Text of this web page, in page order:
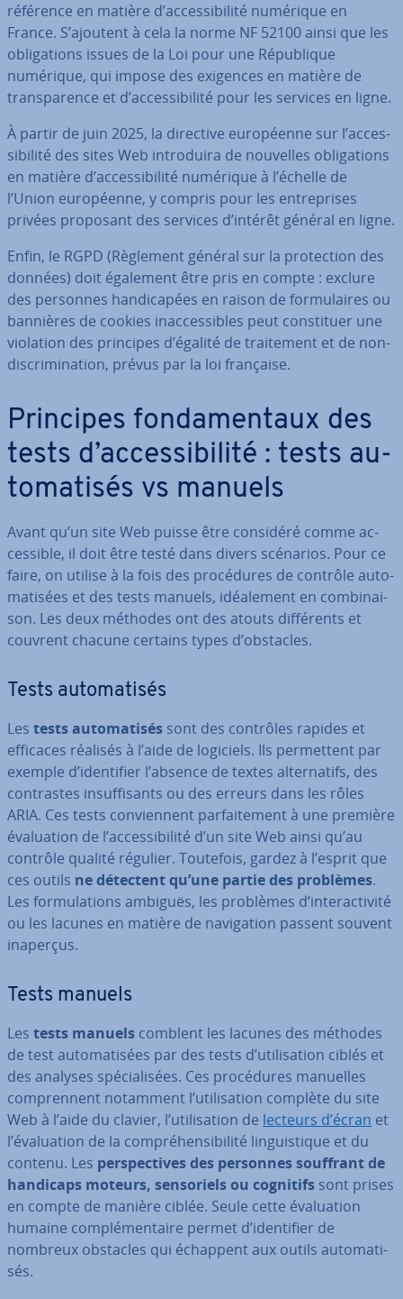
référence en matière d’ac­ces­si­bi­lité numérique en
France. S’ajoutent à cela la norme NF 52100 ainsi que les
obli­ga­tions issues de la Loi pour une Ré­pu­blique
numérique, qui impose des exigences en matière de
trans­pa­rence et d’ac­ces­si­bi­lité pour les services en ligne.
À partir de juin 2025, la directive eu­ro­péenne sur l’ac­ces­
si­bi­lité des sites Web in­tro­duira de nouvelles obli­ga­tions
en matière d’ac­ces­si­bi­lité numérique à l’échelle de
l’Union eu­ro­péenne, y compris pour les en­tre­prises
privées proposant des services d’intérêt général en ligne.
Enfin, le RGPD (Règlement général sur la pro­tec­tion des
données) doit également être pris en compte : exclure
des personnes han­di­ca­pées en raison de for­mu­laires ou
bannières de cookies inac­ces­sibles peut cons­ti­tuer une
violation des principes d’égalité de trai­te­ment et de non-
dis­cri­mi­na­tion, prévus par la loi française.
Principes fon­da­men­taux des
tests d’ac­ces­si­bi­lité : tests au­
to­ma­ti­sés vs manuels
Avant qu’un site Web puisse être considéré comme ac­
ces­sible, il doit être testé dans divers scénarios. Pour ce
faire, on utilise à la fois des pro­cé­dures de contrôle au­to­
ma­ti­sées et des tests manuels, idéa­le­ment en com­bi­nai­
son. Les deux méthodes ont des atouts dif­fé­rents et
couvrent chacune certains types d’obstacles.
Tests au­to­ma­ti­sés
Les tests au­to­ma­ti­sés sont des contrôles rapides et
efficaces réalisés à l’aide de logiciels. Ils per­met­tent par
exemple d’iden­ti­fier l’absence de textes al­ter­na­tifs, des
con­trastes in­suf­fi­sants ou des erreurs dans les rôles
ARIA. Ces tests con­vien­nent par­fai­te­ment à une première
éva­lua­tion de l’ac­ces­si­bi­lité d’un site Web ainsi qu’au
contrôle qualité régulier. Toutefois, gardez à l’esprit que
ces outils ne détectent qu’une partie des problèmes.
Les for­mu­la­tions ambiguës, les problèmes d’in­te­rac­ti­vité
ou les lacunes en matière de na­vi­ga­tion passent souvent
inaperçus.
Tests manuels
Les tests manuels comblent les lacunes des méthodes
de test au­to­ma­ti­sées par des tests d’uti­li­sa­tion ciblés et
des analyses spé­cia­li­sées. Ces pro­cé­dures manuelles
com­pren­nent notamment l’uti­li­sa­tion complète du site
Web à l’aide du clavier, l’uti­li­sa­tion de lecteurs d’écran et
l’éva­lua­tion de la com­pré­hen­si­bi­lité lin­guis­tique et du
contenu. Les pers­pec­tives des personnes souffrant de
handicaps moteurs, sen­so­riels ou cognitifs sont prises
en compte de manière ciblée. Seule cette éva­lua­tion
humaine com­plé­men­taire permet d’iden­ti­fier de
nombreux obstacles qui échappent aux outils au­to­ma­ti­
sés.